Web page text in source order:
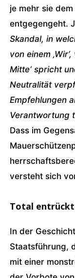
je mehr sie
entgegengeht.
Skandal, in
von einem
Mitte‘ spricht
Neutralität
Empfehlungen
Verantwortung
Dass im
versteht sich
Total
In der
Staatsführung,
mit einer